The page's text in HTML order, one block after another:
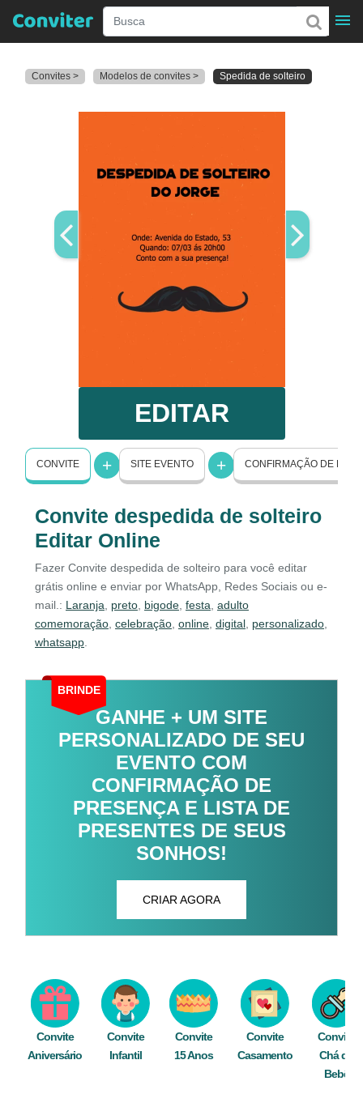
Convites > Modelos de convites > Spedida de solteiro
EDITAR
CONVITE SITE EVENTO CONFIRMAÇÃO DE
Convite despedida de solteiro
Editar Online
Fazer Convite despedida de solteiro para você editar
grátis online e enviar por WhatsApp, Redes Sociais ou e-
mail.: Laranja preto bigode festa adulto
comemoração celebração online digital personalizado
whatsapp
BRINDE
GANHE + UM SITE
PERSONALIZADO DE SEU
EVENTO COM
CONFIRMAÇÃO DE
PRESENÇA E LISTA DE
PRESENTES DE SEUS
SONHOS!
CRIAR AGORA
Convite
Aniversário
Convite
Infantil
Convite
15 Anos
Convite
Casamento
Convite
Chá de
Bebê